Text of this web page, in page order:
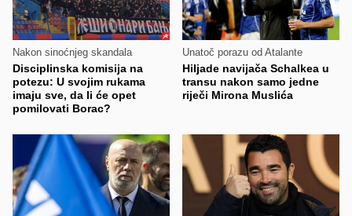
Nakon sinoćnjeg skandala
Disciplinska komisija na
potezu: U svojim rukama
imaju sve, da li će opet
pomilovati Borac?
Unatoč porazu od Atalante
Hiljade navijača Schalkea u
transu nakon samo jedne
riječi Mirona Muslića